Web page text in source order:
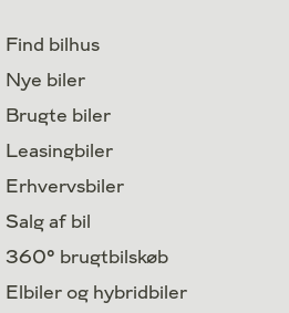
Find bilhus
Nye biler
Brugte biler
Leasingbiler
Erhvervsbiler
Salg af bil
360° brugtbilskøb
Elbiler og hybridbiler